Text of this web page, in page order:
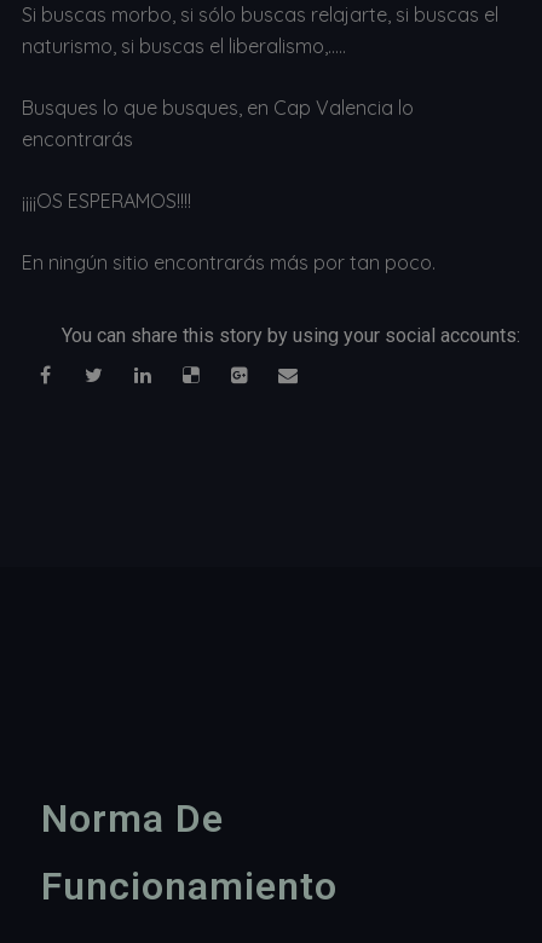
Si buscas morbo, si sólo buscas relajarte, si buscas el
naturismo, si buscas el liberalismo,…..
Busques lo que busques, en Cap Valencia lo
encontrarás
¡¡¡¡OS ESPERAMOS!!!!
En ningún sitio encontrarás más por tan poco.
You can share this story by using your social accounts:
Norma De
Funcionamiento